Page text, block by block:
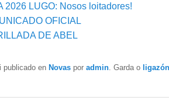
2026 LUGO: Nosos loitadores!
OFICIAL
DE ABEL
publicado en Novas por admin . Garda o